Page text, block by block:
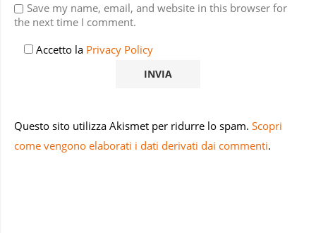
Save my name, email, and website in this browser for
the next time I comment.
Accetto la Privacy Policy
Questo sito utilizza Akismet per ridurre lo spam. Scopri
come vengono elaborati i dati derivati dai commenti.